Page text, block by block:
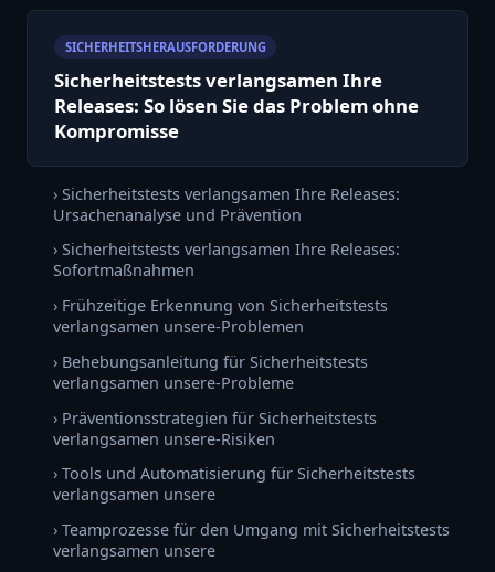
SICHERHEITSHERAUSFORDERUNG
Sicherheitstests verlangsamen Ihre
Releases: So lösen Sie das Problem ohne
Kompromisse
› Sicherheitstests verlangsamen Ihre Releases:
Ursachenanalyse und Prävention
› Sicherheitstests verlangsamen Ihre Releases:
Sofortmaßnahmen
› Frühzeitige Erkennung von Sicherheitstests
verlangsamen unsere-Problemen
› Behebungsanleitung für Sicherheitstests
verlangsamen unsere-Probleme
› Präventionsstrategien für Sicherheitstests
verlangsamen unsere-Risiken
› Tools und Automatisierung für Sicherheitstests
verlangsamen unsere
› Teamprozesse für den Umgang mit Sicherheitstests
verlangsamen unsere